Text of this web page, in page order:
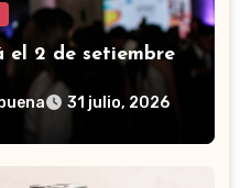
el 2 de setiembre
31 julio, 2026